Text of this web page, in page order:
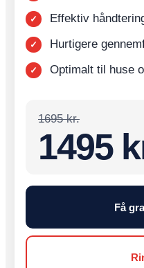
Effektiv
Hurtigere
Optimalt til huse
1695 kr.
1495
Få